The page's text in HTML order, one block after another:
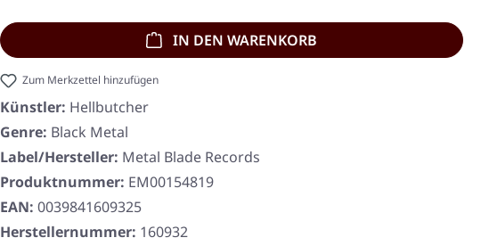
IN DEN WARENKORB
Zum Merkzettel hinzufügen
Künstler: Hellbutcher
Genre: Black Metal
Label/Hersteller: Metal Blade Records
Produktnummer: EM00154819
EAN: 0039841609325
Herstellernummer: 160932